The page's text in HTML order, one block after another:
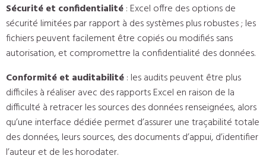
Sécurité et confidentialité: Excel offre des options de
sécurité limitées par rapport à des systèmes plus robustes ; les
fichiers peuvent facilement être copiés ou modifiés sans
autorisation, et compromettre la confidentialité des données.
Conformité et auditabilité: les audits peuvent être plus
difficiles à réaliser avec des rapports Excel en raison de la
difficulté à retracer les sources des données renseignées, alors
qu’une interface dédiée permet d’assurer une traçabilité totale
des données, leurs sources, des documents d’appui, d’identifier
l’auteur et de les horodater.